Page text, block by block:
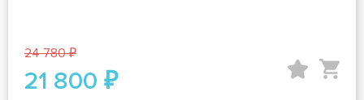
24 780 ₽
21 800 ₽